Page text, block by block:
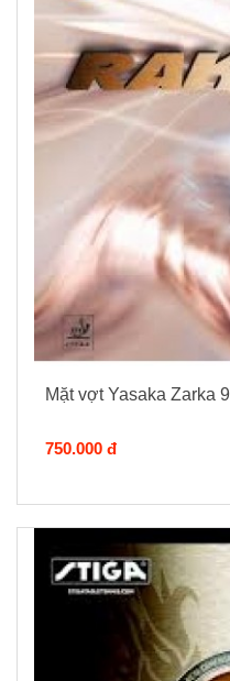
Mặt vợt Yasaka Zarka 9
750.000 đ